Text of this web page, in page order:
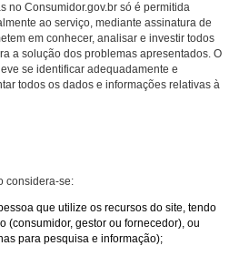
no Consumidor.gov.br só é permitida
ao serviço, mediante assinatura de
em conhecer, analisar e investir todos
a solução dos problemas apresentados. O
se identificar adequadamente e
todos os dados e informações relativas à
considera-se:
que utilize os recursos do site, tendo
(consumidor, gestor ou fornecedor), ou
para pesquisa e informação);